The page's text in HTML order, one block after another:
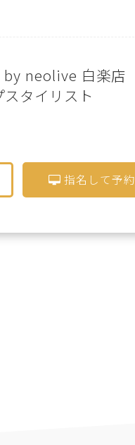
neolive 白楽店
スタイリスト
指名して予約